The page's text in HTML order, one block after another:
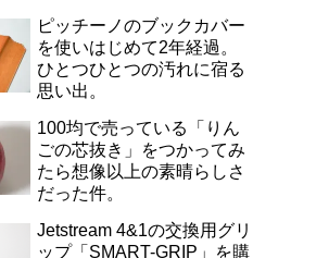
ピッチーノのブックカバー
を使いはじめて2年経過。
ひとつひとつの汚れに宿る
思い出。
100均で売っている「りん
ごの芯抜き」をつかってみ
たら想像以上の素晴らしさ
だった件。
Jetstream 4&1の交換用グリ
ップ「SMART-GRIP」を購